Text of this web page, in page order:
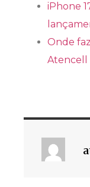
iPhone
Onde
Atencell